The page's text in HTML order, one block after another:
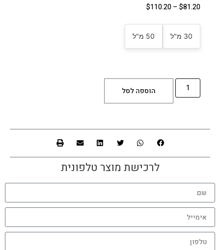
$81.20
–
$110.20
30 מ"ל 50 מ"ל
הוספה לסל
לרכישת מוצר טלפונית